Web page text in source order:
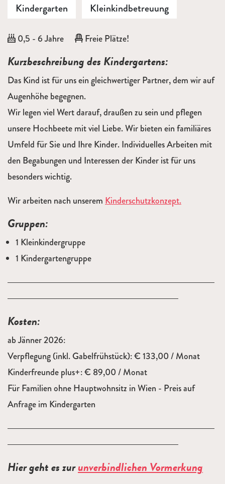
Kindergarten Kleinkindbetreuung
Alter:
0,5 - 6 Jahre Freie Plätze!
Beschreibung
Kurzbeschreibung des Kindergartens:
Das Kind ist für uns ein gleichwertiger Partner, dem wir auf
Augenhöhe begegnen.
Wir legen viel Wert darauf, draußen zu sein und pflegen
unsere Hochbeete mit viel Liebe. Wir bieten ein familiäres
Umfeld für Sie und Ihre Kinder. Individuelles Arbeiten mit
den Begabungen und Interessen der Kinder ist für uns
besonders wichtig.
Wir arbeiten nach unserem Kinderschutzkonzept.
Gruppen:
1 Kleinkindergruppe
1 Kindergartengruppe
Kosten:
ab Jänner 2026:
Verpflegung (inkl. Gabelfrühstück): € 133,00 / Monat
Kinderfreunde plus+: € 89,00 / Monat
Für Familien ohne Hauptwohnsitz in Wien - Preis auf
Anfrage im Kindergarten
Hier geht es zurunverbindlichen Vormerkung